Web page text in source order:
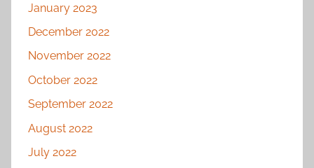
January 2023
December 2022
November 2022
October 2022
September 2022
August 2022
July 2022